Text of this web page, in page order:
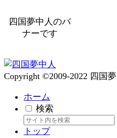
四国夢中人のバ
ナーです
Copyright ©2009-2022 四国
ホーム
検索
トップ